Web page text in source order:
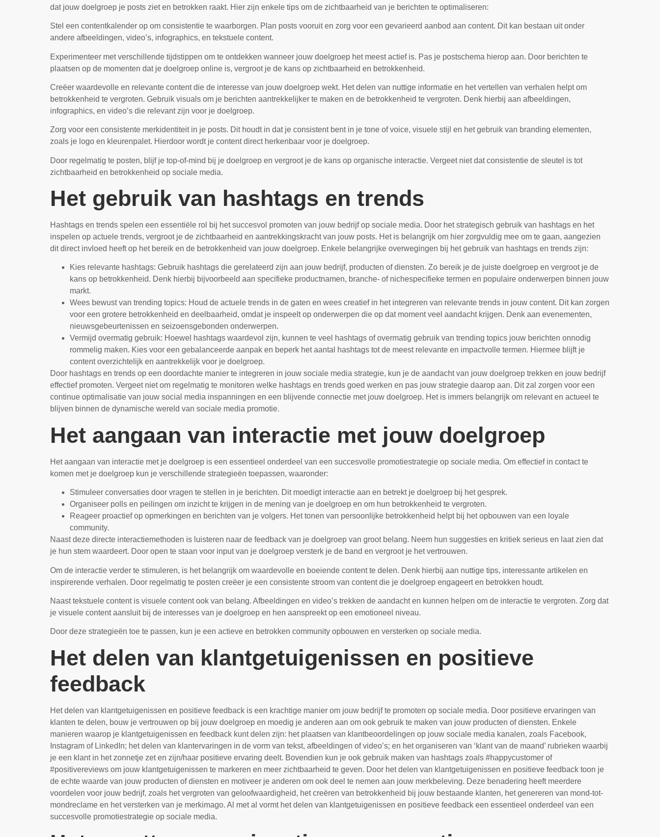
dat jouw doelgroep je posts ziet en betrokken raakt. Hier zijn enkele tips om de zichtbaarheid van je berichten te optimaliseren:
Stel een contentkalender op om consistentie te waarborgen. Plan posts vooruit en zorg voor een gevarieerd aanbod aan content. Dit kan bestaan uit onder
andere afbeeldingen, video’s, infographics, en tekstuele content.
Experimenteer met verschillende tijdstippen om te ontdekken wanneer jouw doelgroep het meest actief is. Pas je postschema hierop aan. Door berichten te
plaatsen op de momenten dat je doelgroep online is, vergroot je de kans op zichtbaarheid en betrokkenheid.
Creëer waardevolle en relevante content die de interesse van jouw doelgroep wekt. Het delen van nuttige informatie en het vertellen van verhalen helpt om
betrokkenheid te vergroten. Gebruik visuals om je berichten aantrekkelijker te maken en de betrokkenheid te vergroten. Denk hierbij aan afbeeldingen,
infographics, en video’s die relevant zijn voor je doelgroep.
Zorg voor een consistente merkidentiteit in je posts. Dit houdt in dat je consistent bent in je tone of voice, visuele stijl en het gebruik van branding elementen,
zoals je logo en kleurenpalet. Hierdoor wordt je content direct herkenbaar voor je doelgroep.
Door regelmatig te posten, blijf je top-of-mind bij je doelgroep en vergroot je de kans op organische interactie. Vergeet niet dat consistentie de sleutel is tot
zichtbaarheid en betrokkenheid op sociale media.
Het gebruik van hashtags en trends
Hashtags en trends spelen een essentiële rol bij het succesvol promoten van jouw bedrijf op sociale media. Door het strategisch gebruik van hashtags en het
inspelen op actuele trends, vergroot je de zichtbaarheid en aantrekkingskracht van jouw posts. Het is belangrijk om hier zorgvuldig mee om te gaan, aangezien
dit direct invloed heeft op het bereik en de betrokkenheid van jouw doelgroep. Enkele belangrijke overwegingen bij het gebruik van hashtags en trends zijn:
Kies relevante hashtags: Gebruik hashtags die gerelateerd zijn aan jouw bedrijf, producten of diensten. Zo bereik je de juiste doelgroep en vergroot je de
kans op betrokkenheid. Denk hierbij bijvoorbeeld aan specifieke productnamen, branche- of nichespecifieke termen en populaire onderwerpen binnen jouw
markt.
Wees bewust van trending topics: Houd de actuele trends in de gaten en wees creatief in het integreren van relevante trends in jouw content. Dit kan zorgen
voor een grotere betrokkenheid en deelbaarheid, omdat je inspeelt op onderwerpen die op dat moment veel aandacht krijgen. Denk aan evenementen,
nieuwsgebeurtenissen en seizoensgebonden onderwerpen.
Vermijd overmatig gebruik: Hoewel hashtags waardevol zijn, kunnen te veel hashtags of overmatig gebruik van trending topics jouw berichten onnodig
rommelig maken. Kies voor een gebalanceerde aanpak en beperk het aantal hashtags tot de meest relevante en impactvolle termen. Hiermee blijft je
content overzichtelijk en aantrekkelijk voor je doelgroep.
Door hashtags en trends op een doordachte manier te integreren in jouw sociale media strategie, kun je de aandacht van jouw doelgroep trekken en jouw bedrijf
effectief promoten. Vergeet niet om regelmatig te monitoren welke hashtags en trends goed werken en pas jouw strategie daarop aan. Dit zal zorgen voor een
continue optimalisatie van jouw social media inspanningen en een blijvende connectie met jouw doelgroep. Het is immers belangrijk om relevant en actueel te
blijven binnen de dynamische wereld van sociale media promotie.
Het aangaan van interactie met jouw doelgroep
Het aangaan van interactie met je doelgroep is een essentieel onderdeel van een succesvolle promotiestrategie op sociale media. Om effectief in contact te
komen met je doelgroep kun je verschillende strategieën toepassen, waaronder:
Stimuleer conversaties door vragen te stellen in je berichten. Dit moedigt interactie aan en betrekt je doelgroep bij het gesprek.
Organiseer polls en peilingen om inzicht te krijgen in de mening van je doelgroep en om hun betrokkenheid te vergroten.
Reageer proactief op opmerkingen en berichten van je volgers. Het tonen van persoonlijke betrokkenheid helpt bij het opbouwen van een loyale
community.
Naast deze directe interactiemethoden is luisteren naar de feedback van je doelgroep van groot belang. Neem hun suggesties en kritiek serieus en laat zien dat
je hun stem waardeert. Door open te staan voor input van je doelgroep versterk je de band en vergroot je het vertrouwen.
Om de interactie verder te stimuleren, is het belangrijk om waardevolle en boeiende content te delen. Denk hierbij aan nuttige tips, interessante artikelen en
inspirerende verhalen. Door regelmatig te posten creëer je een consistente stroom van content die je doelgroep engageert en betrokken houdt.
Naast tekstuele content is visuele content ook van belang. Afbeeldingen en video’s trekken de aandacht en kunnen helpen om de interactie te vergroten. Zorg dat
je visuele content aansluit bij de interesses van je doelgroep en hen aanspreekt op een emotioneel niveau.
Door deze strategieën toe te passen, kun je een actieve en betrokken community opbouwen en versterken op sociale media.
Het delen van klantgetuigenissen en positieve
feedback
Het delen van klantgetuigenissen en positieve feedback is een krachtige manier om jouw bedrijf te promoten op sociale media. Door positieve ervaringen van
klanten te delen, bouw je vertrouwen op bij jouw doelgroep en moedig je anderen aan om ook gebruik te maken van jouw producten of diensten. Enkele
manieren waarop je klantgetuigenissen en feedback kunt delen zijn: het plaatsen van klantbeoordelingen op jouw sociale media kanalen, zoals Facebook,
Instagram of LinkedIn; het delen van klantervaringen in de vorm van tekst, afbeeldingen of video’s; en het organiseren van ‘klant van de maand’ rubrieken waarbij
je een klant in het zonnetje zet en zijn/haar positieve ervaring deelt. Bovendien kun je ook gebruik maken van hashtags zoals #happycustomer of
#positivereviews om jouw klantgetuigenissen te markeren en meer zichtbaarheid te geven. Door het delen van klantgetuigenissen en positieve feedback toon je
de echte waarde van jouw producten of diensten en motiveer je anderen om ook deel te nemen aan jouw merkbeleving. Deze benadering heeft meerdere
voordelen voor jouw bedrijf, zoals het vergroten van geloofwaardigheid, het creëren van betrokkenheid bij jouw bestaande klanten, het genereren van mond-tot-
mondreclame en het versterken van je merkimago. Al met al vormt het delen van klantgetuigenissen en positieve feedback een essentieel onderdeel van een
succesvolle promotiestrategie op sociale media.